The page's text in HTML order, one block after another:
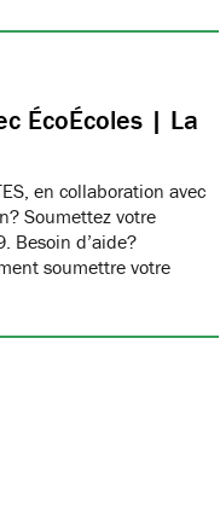
ÉcoÉcoles | La
en collaboration avec
Soumettez votre
Besoin d’aide?
soumettre votre